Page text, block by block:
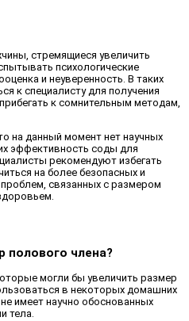
стремящиеся увеличить
психологические
и неуверенность. В таких
к специалисту для получения
к сомнительным методам,
на данный момент нет научных
эффективность соды для
рекомендуют избегать
на более безопасных и
связанных с размером
полового члена?
могли бы увеличить размер
в некоторых домашних
имеет научно обоснованных
тела.